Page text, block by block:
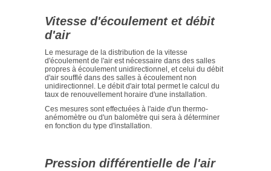
Vitesse d'écoulement et débit
d'air
Le mesurage de la distribution de la vitesse
d'écoulement de l'air est nécessaire dans des salles
propres à écoulement unidirectionnel, et celui du débit
d'air soufflé dans des salles à écoulement non
unidirectionnel. Le débit d'air total permet le calcul du
taux de renouvellement horaire d'une installation.
Ces mesures sont effectuées à l'aide d'un thermo-
anémomètre ou d'un balomètre qui sera à déterminer
en fonction du type d'installation.
Pression différentielle de l'air